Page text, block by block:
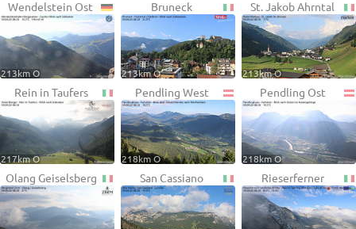
Wendelstein Ost
213km O
Bruneck
213km O
St. Jakob Ahrntal
213km O
Rein in Taufers
217km O
Pendling West
218km O
Pendling Ost
218km O
Olang Geiselsberg San Cassiano Rieserferner